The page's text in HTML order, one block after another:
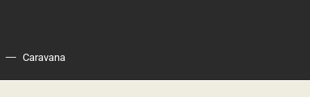
Caravana